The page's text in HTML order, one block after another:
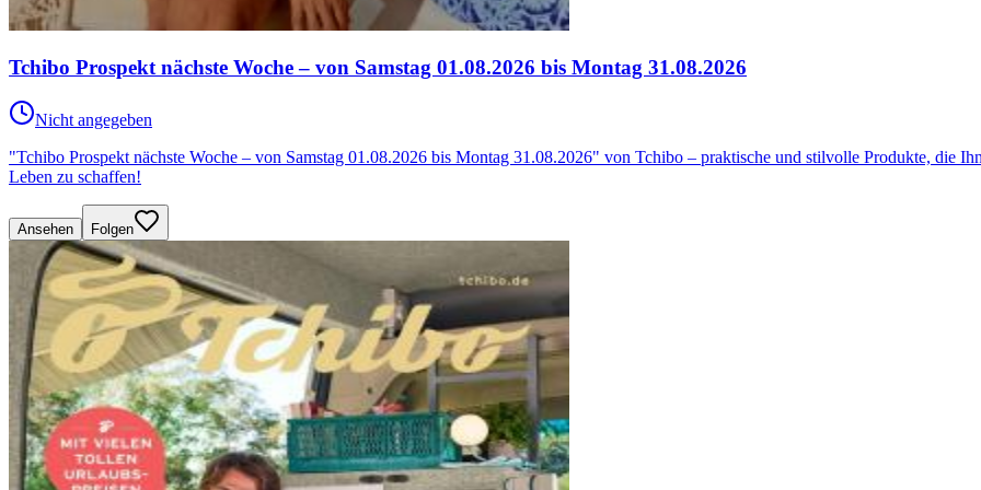
Tchibo Prospekt nächste Woche – von Samstag 01.08.2026 bis Montag 31.08.2026
Nicht angegeben
"Tchibo Prospekt nächste Woche – von Samstag 01.08.2026 bis Montag 31.08.2026" von Tchibo – praktische und stilvolle Produkte, die
Leben zu schaffen!
Ansehen Folgen